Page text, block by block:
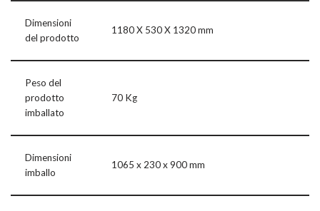
Dimensioni
del prodotto
1180 X 530 X 1320 mm
Peso del
prodotto
imballato
70 Kg
Dimensioni
imballo
1065 x 230 x 900 mm